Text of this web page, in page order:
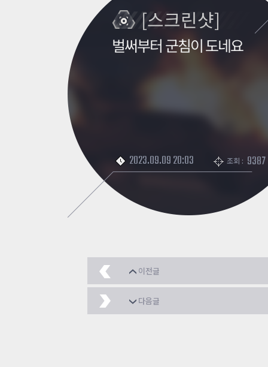
[스크린샷]
벌써부터 군침이 도네요
2023.09.09 20:03 조회 : 9387
이전글
추억의 사진
다음글